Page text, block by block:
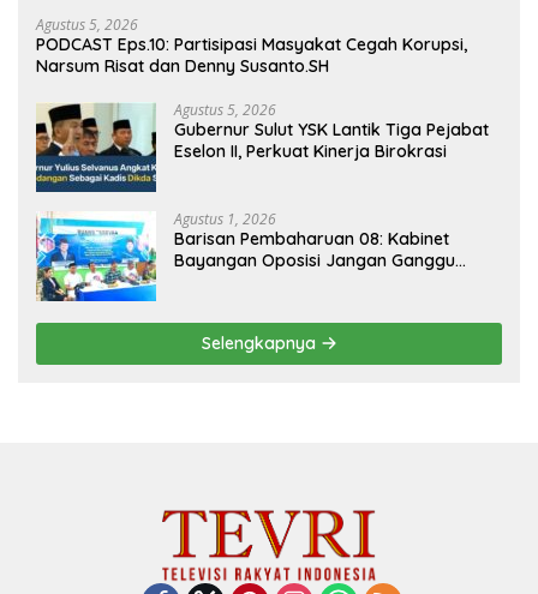
Agustus 5, 2026
PODCAST Eps.10: Partisipasi Masyakat Cegah Korupsi,
Narsum Risat dan Denny Susanto.SH
Agustus 5, 2026
Gubernur Sulut YSK Lantik Tiga Pejabat
Eselon II, Perkuat Kinerja Birokrasi
Agustus 1, 2026
Barisan Pembaharuan 08: Kabinet
Bayangan Oposisi Jangan Ganggu
Selengkapnya